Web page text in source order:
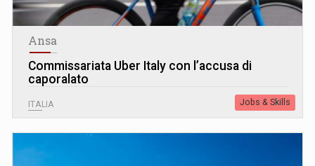
Ansa
Commissariata Uber Italy con l’accusa di
caporalato
ITALIA Jobs & Skills